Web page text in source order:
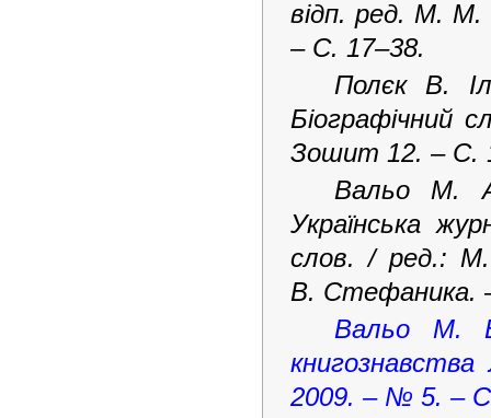
відп. ред. М.
– С. 17–38.
Полєк В.
Біографічний
Зошит 12. – С.
Вальо М.
Українська
слов. / ред.: М.
В. Стефаника.
Вальо М.
2009. – № 5. –